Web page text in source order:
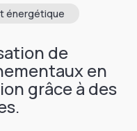
énergétique
de
en
grâce à des